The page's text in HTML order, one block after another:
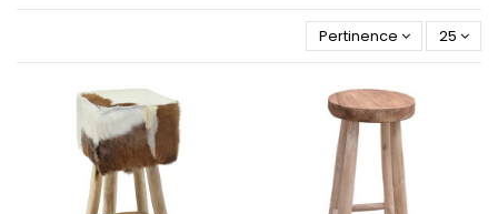
Pertinence 25